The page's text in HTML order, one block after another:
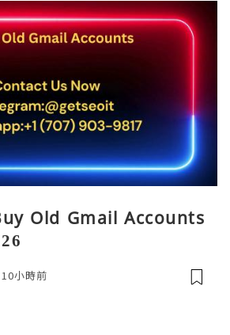
Old Gmail Accounts
10小時前